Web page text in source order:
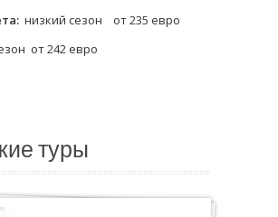
низкий сезон от 235 евро
от 242 евро
туры